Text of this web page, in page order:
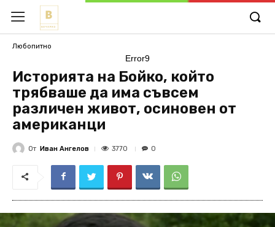
Любопитно
Error9
Историята на Бойко, който
трябваше да има съвсем
различен живот, осиновен от
американци
От Иван Ангелов 3770 0